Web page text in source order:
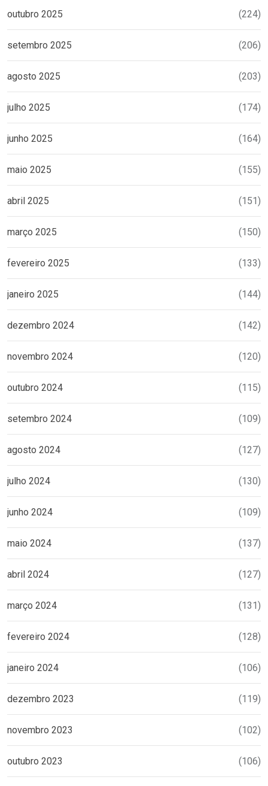
outubro 2025 (224)
setembro 2025 (206)
agosto 2025 (203)
julho 2025 (174)
junho 2025 (164)
maio 2025 (155)
abril 2025 (151)
março 2025 (150)
fevereiro 2025 (133)
janeiro 2025 (144)
dezembro 2024 (142)
novembro 2024 (120)
outubro 2024 (115)
setembro 2024 (109)
agosto 2024 (127)
julho 2024 (130)
junho 2024 (109)
maio 2024 (137)
abril 2024 (127)
março 2024 (131)
fevereiro 2024 (128)
janeiro 2024 (106)
dezembro 2023 (119)
novembro 2023 (102)
outubro 2023 (106)